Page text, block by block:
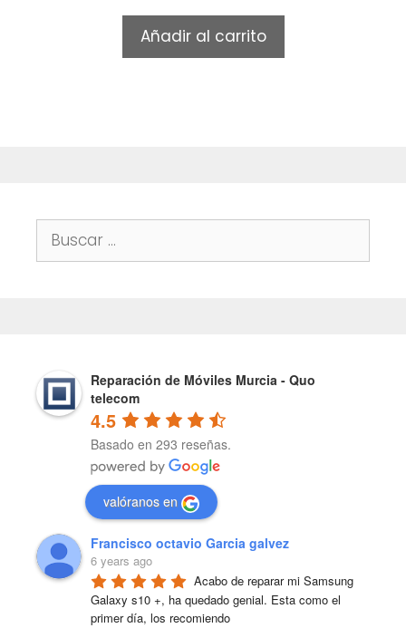
o
f
5
Añadir al carrito
Buscar:
Reparación de Móviles Murcia - Quo
telecom
4.5
Basado en 293 reseñas.
valóranos en
Francisco octavio Garcia galvez
6 years ago
Acabo de reparar mi Samsung
Galaxy s10 +, ha quedado genial. Esta como el
primer día, los recomiendo